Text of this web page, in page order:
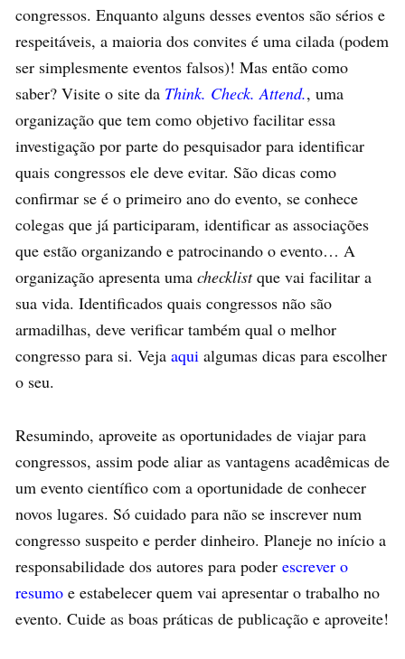
congressos. Enquanto alguns desses eventos são sérios e
respeitáveis, a maioria dos convites é uma cilada (podem
ser simplesmente eventos falsos)! Mas então como
saber? Visite o site da Think. Check. Attend., uma
organização que tem como objetivo facilitar essa
investigação por parte do pesquisador para identificar
quais congressos ele deve evitar. São dicas como
confirmar se é o primeiro ano do evento, se conhece
colegas que já participaram, identificar as associações
que estão organizando e patrocinando o evento… A
organização apresenta uma checklistque vai facilitar a
sua vida. Identificados quais congressos não são
armadilhas, deve verificar também qual o melhor
congresso para si. Veja aqui algumas dicas para escolher
o seu.
Resumindo, aproveite as oportunidades de viajar para
congressos, assim pode aliar as vantagens acadêmicas de
um evento científico com a oportunidade de conhecer
novos lugares. Só cuidado para não se inscrever num
congresso suspeito e perder dinheiro. Planeje no início a
responsabilidade dos autores para poder escrever o
resumo e estabelecer quem vai apresentar o trabalho no
evento. Cuide as boas práticas de publicação e aproveite!